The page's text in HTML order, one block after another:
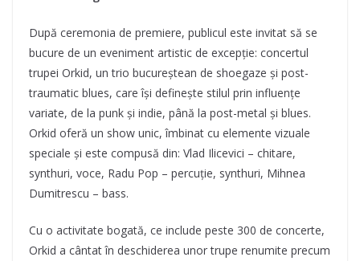
După ceremonia de premiere, publicul este invitat să se
bucure de un eveniment artistic de excepție: concertul
trupei Orkid, un trio bucureștean de shoegaze și post-
traumatic blues, care își definește stilul prin influențe
variate, de la punk și indie, până la post-metal și blues.
Orkid oferă un show unic, îmbinat cu elemente vizuale
speciale și este compusă din: Vlad Ilicevici – chitare,
synthuri, voce, Radu Pop – percuție, synthuri, Mihnea
Dumitrescu – bass.
Cu o activitate bogată, ce include peste 300 de concerte,
Orkid a cântat în deschiderea unor trupe renumite precum